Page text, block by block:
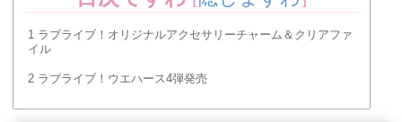
1 ラブライブ！オリジナルアクセサリーチャーム＆クリアファ
イル
2 ラブライブ！ウエハース4弾発売